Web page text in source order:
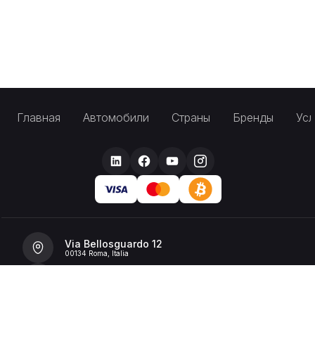
Главная Автомобили Страны Бренды
Via Bellosguardo 12
00134 Roma, Italia